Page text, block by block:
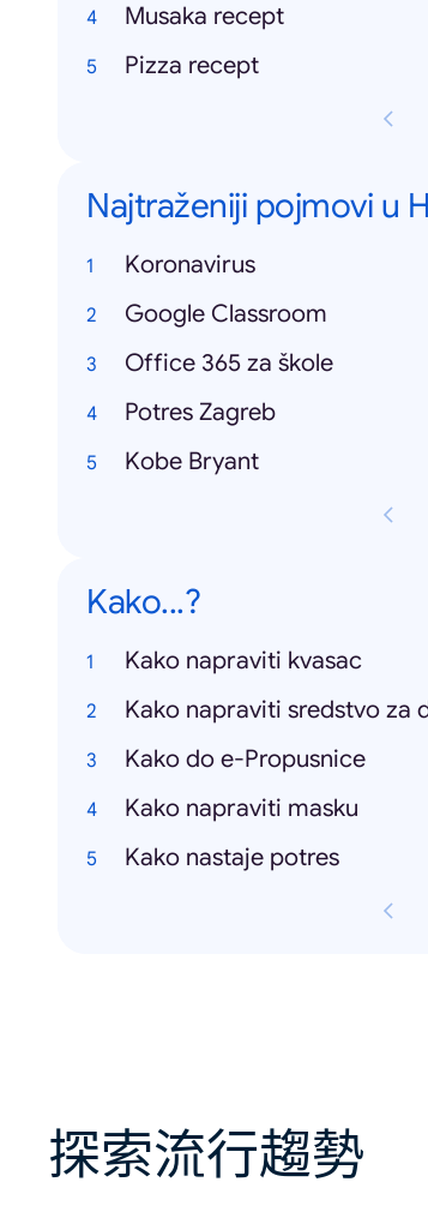
Musaka recept
Pizza recept
Najtraženiji pojmovi u
Koronavirus
Google Classroom
Office 365 za škole
Potres Zagreb
Kobe Bryant
Kako...?
Kako napraviti kvasac
Kako napraviti sredstvo za
Kako do e-Propusnice
Kako napraviti masku
Kako nastaje potres
探索流行趨勢